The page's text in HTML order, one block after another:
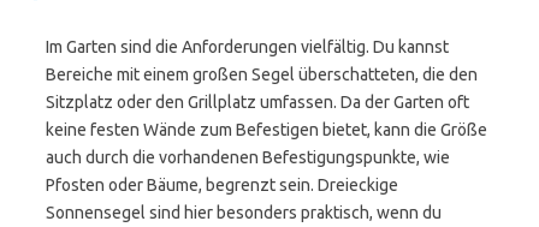
Im Garten sind die Anforderungen vielfältig. Du kannst
Bereiche mit einem großen Segel überschatteten, die den
Sitzplatz oder den Grillplatz umfassen. Da der Garten oft
keine festen Wände zum Befestigen bietet, kann die Größe
auch durch die vorhandenen Befestigungspunkte, wie
Pfosten oder Bäume, begrenzt sein. Dreieckige
Sonnensegel sind hier besonders praktisch, wenn du